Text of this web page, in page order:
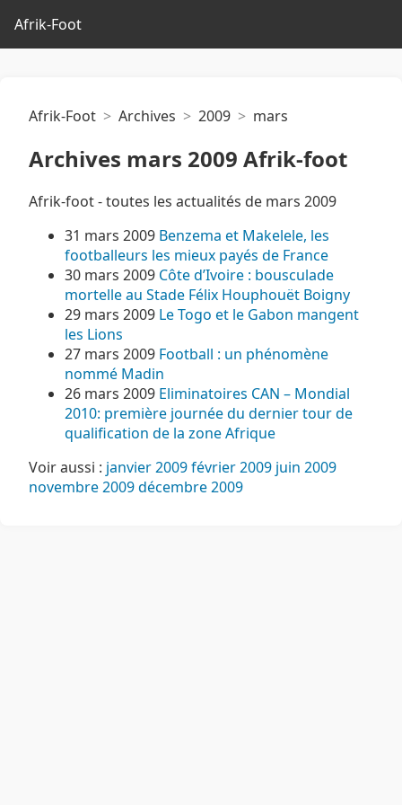
Afrik-Foot
Afrik-Foot Archives 2009 mars
Archives mars 2009 Afrik-foot
Afrik-foot - toutes les actualités de mars 2009
31 mars 2009 Benzema et Makelele, les
footballeurs les mieux payés de France
30 mars 2009 Côte d’Ivoire : bousculade
mortelle au Stade Félix Houphouët Boigny
29 mars 2009 Le Togo et le Gabon mangent
les Lions
27 mars 2009 Football : un phénomène
nommé Madin
26 mars 2009 Eliminatoires CAN – Mondial
2010: première journée du dernier tour de
qualification de la zone Afrique
Voir aussi : janvier 2009février 2009 juin 2009
novembre 2009décembre 2009